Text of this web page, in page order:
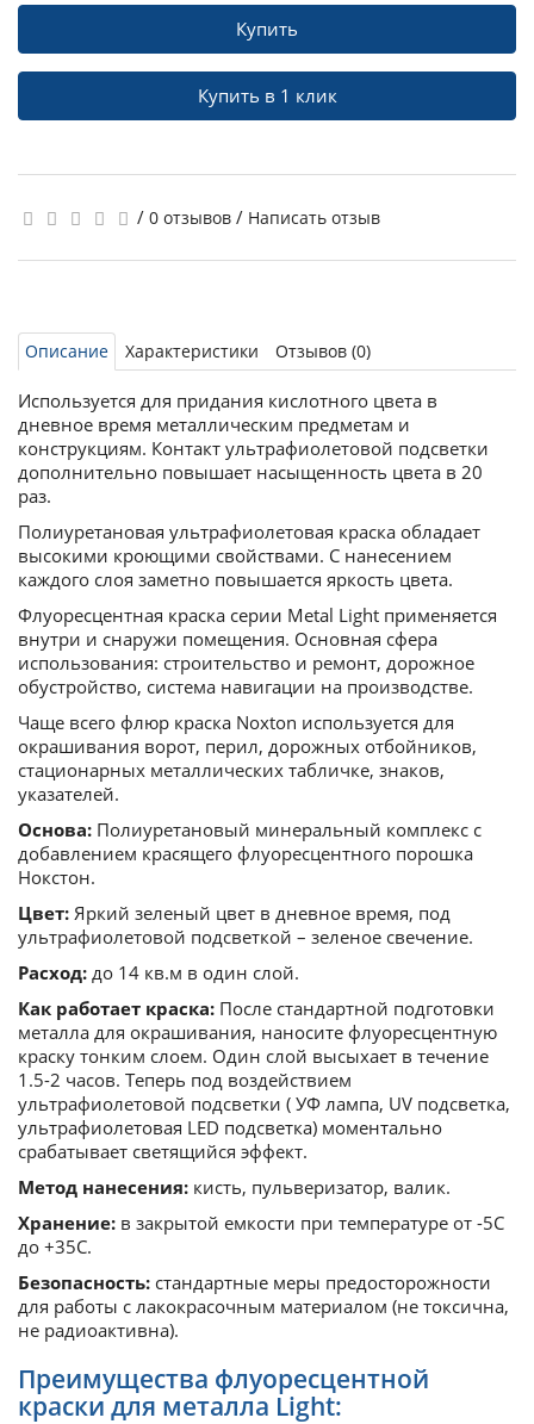
Купить
Купить в 1 клик
/ 0 отзывов / Написать отзыв
Описание Характеристики Отзывов (0)
Используется для придания кислотного цвета в
дневное время металлическим предметам и
конструкциям. Контакт ультрафиолетовой подсветки
дополнительно повышает насыщенность цвета в 20
раз.
Полиуретановая ультрафиолетовая краска обладает
высокими кроющими свойствами. С нанесением
каждого слоя заметно повышается яркость цвета.
Флуоресцентная краска серии Metal Light применяется
внутри и снаружи помещения. Основная сфера
использования: строительство и ремонт, дорожное
обустройство, система навигации на производстве.
Чаще всего флюр краска Noxton используется для
окрашивания ворот, перил, дорожных отбойников,
стационарных металлических табличке, знаков,
указателей.
Основа: Полиуретановый минеральный комплекс с
добавлением красящего флуоресцентного порошка
Нокстон.
Цвет: Яркий зеленый цвет в дневное время, под
ультрафиолетовой подсветкой – зеленое свечение.
Расход: до 14 кв.м в один слой.
Как работает краска: После стандартной подготовки
металла для окрашивания, наносите флуоресцентную
краску тонким слоем. Один слой высыхает в течение
1.5-2 часов. Теперь под воздействием
ультрафиолетовой подсветки ( УФ лампа, UV подсветка,
ультрафиолетовая LED подсветка) моментально
срабатывает светящийся эффект.
Метод нанесения: кисть, пульверизатор, валик.
Хранение: в закрытой емкости при температуре от -5С
до +35С.
Безопасность: стандартные меры предосторожности
для работы с лакокрасочным материалом (не токсична,
не радиоактивна).
Преимущества флуоресцентной
краски для металла Light: